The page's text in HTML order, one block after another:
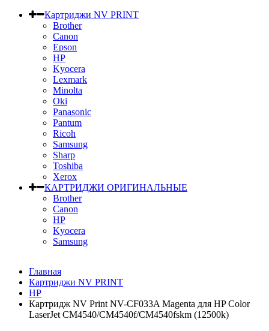
Картриджи NV PRINT
Brother
Canon
Epson
HP
Kyocera
Lexmark
Minolta
Oki
Panasonic
Pantum
Ricoh
Samsung
Sharp
Toshiba
Xerox
КАРТРИДЖИ ОРИГИНАЛЬНЫЕ
Brother
Canon
HP
Kyocera
Samsung
Главная
Картриджи NV PRINT
HP
Картридж NV Print NV-CF033A Magenta для HP Color
LaserJet CM4540/CM4540f/CM4540fskm (12500k)